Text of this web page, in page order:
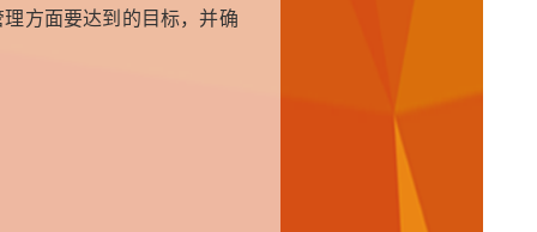
方面要达到的目标，并确